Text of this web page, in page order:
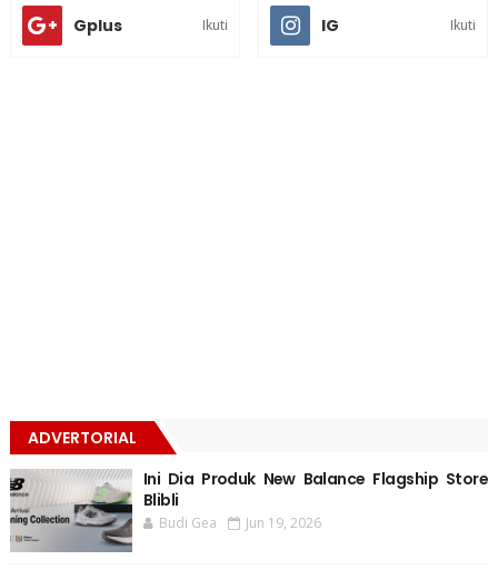
Gplus Ikuti IG Ikuti
ADVERTORIAL
Ini Dia Produk New Balance Flagship Store
Blibli
Budi Gea Jun 19, 2026